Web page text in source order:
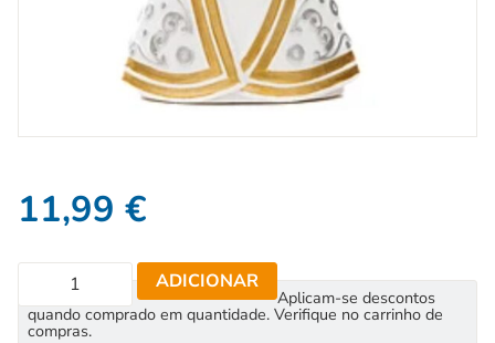
11,99 €
ADICIONAR
Aplicam-se descontos
quando comprado em quantidade. Verifique no carrinho de
compras.